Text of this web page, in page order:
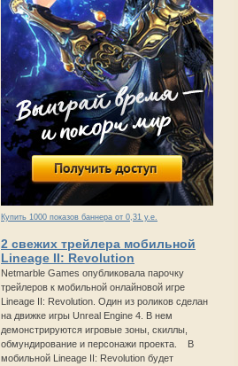
Купить 1000 показов баннера от 0,31 у.е.
2 свежих трейлера мобильной
Lineage II: Revolution
Netmarble Games опубликовала парочку
трейлеров к мобильной онлайновой игре
Lineage II: Revolution. Один из роликов сделан
на движке игры Unreal Engine 4. В нем
демонстрируются игровые зоны, скиллы,
обмундирование и персонажи проекта. В
мобильной Lineage II: Revolution будет